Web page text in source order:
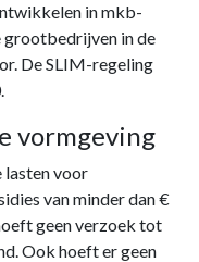
in mkb-
grootbedrijven in de
De SLIM-regeling
vormgeving
lasten voor
van minder dan €
geen verzoek tot
Ook hoeft er geen